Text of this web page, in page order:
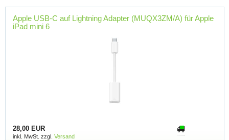
Apple USB-C auf Lightning Adapter (MUQX3ZM/A) für Apple
iPad mini 6
28,00 EUR
inkl. MwSt. zzgl. Versand